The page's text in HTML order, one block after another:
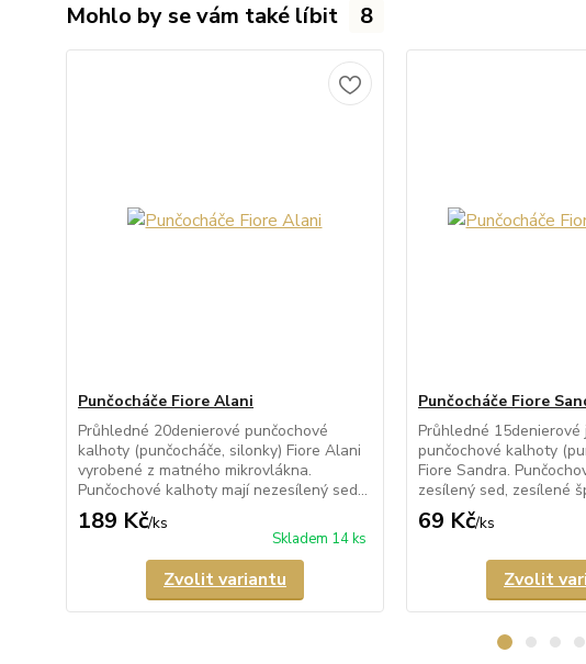
Mohlo by se vám také líbit 8
Punčocháče Fiore Alani
Průhledné 20denierové punčochové
kalhoty (punčocháče, silonky) Fiore Alani
vyrobené z matného mikrovlákna.
Punčochové kalhoty mají nezesílený sed...
189 Kč/ks
Skladem 14 ks
Zvolit variantu
Punčocháče Fiore
Průhledné 15denierové
punčochové kalhoty
Fiore Sandra.
zesílený sed, zesílené
69 Kč/ks
Zvolit